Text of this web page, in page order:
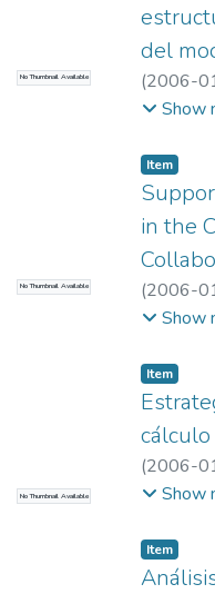
No Thumbnail Available
del
(2006-
Esteban,
Ciencias;
(EAFIT –
Show
No Thumbnail Available
Item
in the
(2006-
Pedro
Show
No Thumbnail Available
Item
(2006-
Pedro
Show
Item